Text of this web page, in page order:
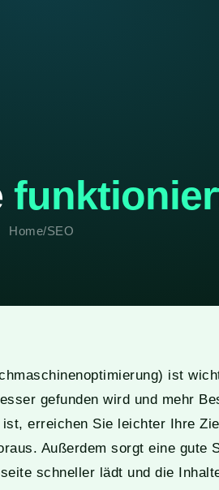
Home/SEO
ist
gefunden wird und mehr
erreichen Sie leichter Ihre
Außerdem sorgt eine gute
schneller lädt und die